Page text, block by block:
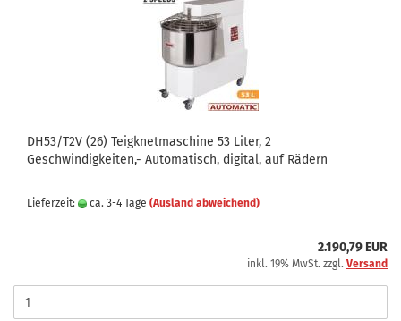
DH53/T2V (26) Teigknetmaschine 53 Liter, 2
Geschwindigkeiten,- Automatisch, digital, auf Rädern
Lieferzeit: ca. 3-4 Tage (Ausland abweichend)
2.190,79 EUR
inkl. 19% MwSt. zzgl. Versand